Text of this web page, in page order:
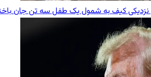
نزدیکی کیف به شمول یک طفل سه تن جان